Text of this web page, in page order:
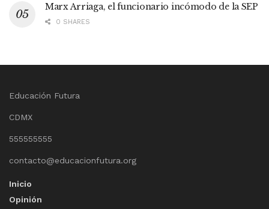
Marx Arriaga, el funcionario incómodo de la SEP
0 SHARES
Educación Futura
CDMX
555555555
contacto@educacionfutura.org
Inicio
Opinión